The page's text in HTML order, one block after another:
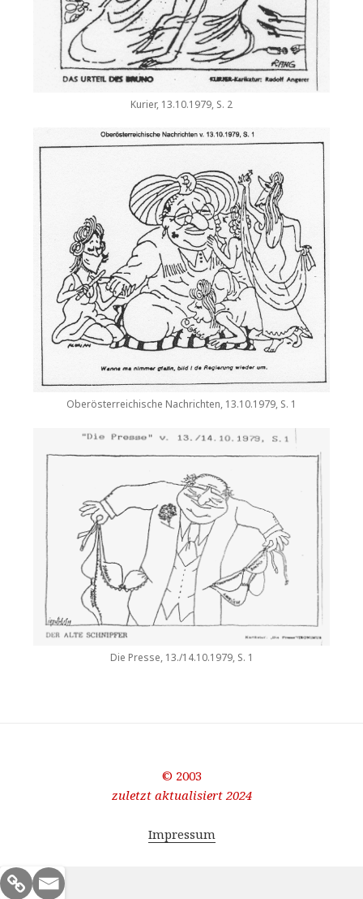
Kurier, 13.10.1979, S. 2
Oberösterreichische Nachrichten, 13.10.1979, S. 1
Die Presse, 13./14.10.1979, S. 1
© 2003
zuletzt aktualisiert 2024
Impressum